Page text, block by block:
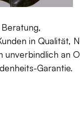
in Qualität,
an
Garantie.